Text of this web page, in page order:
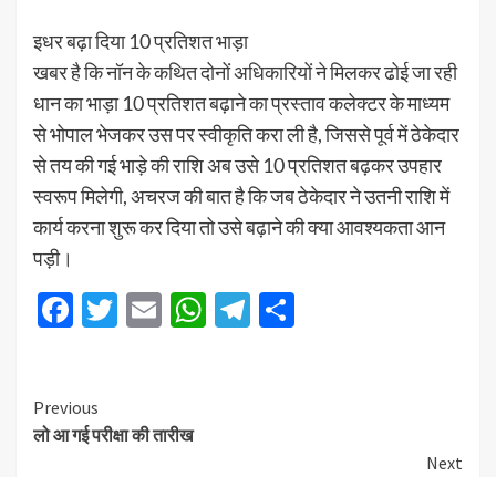
इधर बढ़ा दिया 10 प्रतिशत भाड़ा
खबर है कि नॉन के कथित दोनों अधिकारियों ने मिलकर ढोई जा रही
धान का भाड़ा 10 प्रतिशत बढ़ाने का प्रस्ताव कलेक्टर के माध्यम
से भोपाल भेजकर उस पर स्वीकृति करा ली है, जिससे पूर्व में ठेकेदार
से तय की गई भाड़े की राशि अब उसे 10 प्रतिशत बढ़कर उपहार
स्वरूप मिलेगी, अचरज की बात है कि जब ठेकेदार ने उतनी राशि में
कार्य करना शुरू कर दिया तो उसे बढ़ाने की क्या आवश्यकता आन
पड़ी।
Facebook
Twitter
EmailWhatsApp
Telegram
Previous
लो आ गई परीक्षा की तारीख
Next